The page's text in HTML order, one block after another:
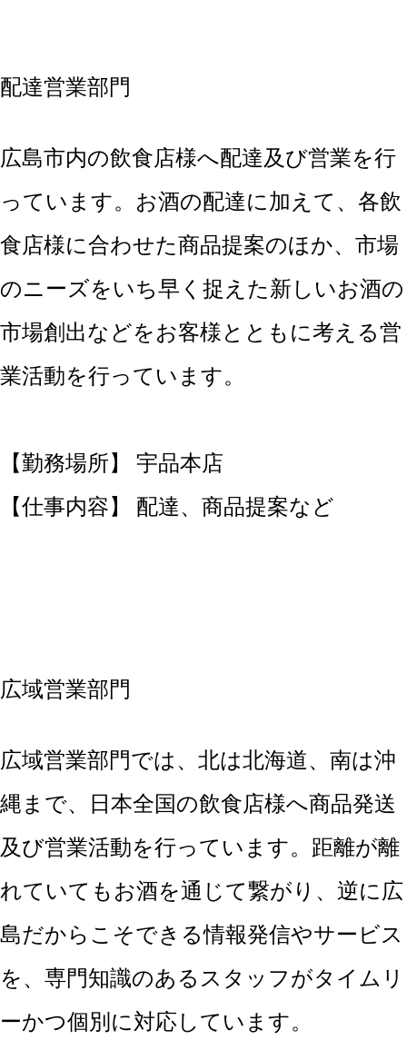
配達営業部門
広島市内の飲食店様へ配達及び営業を行
っています。お酒の配達に加えて、各飲
食店様に合わせた商品提案のほか、市場
のニーズをいち早く捉えた新しいお酒の
市場創出などをお客様とともに考える営
業活動を行っています。
【勤務場所】 宇品本店
【仕事内容】 配達、商品提案など
広域営業部門
広域営業部門では、北は北海道、南は沖
縄まで、日本全国の飲食店様へ商品発送
及び営業活動を行っています。距離が離
れていてもお酒を通じて繋がり、逆に広
島だからこそできる情報発信やサービス
を、専門知識のあるスタッフがタイムリ
ーかつ個別に対応しています。